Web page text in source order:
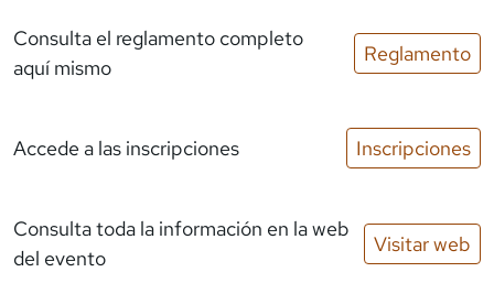
Consulta el reglamento completo
aquí mismo
Reglamento
Accede a las inscripciones Inscripciones
Consulta toda la información en la web
del evento
Visitar web